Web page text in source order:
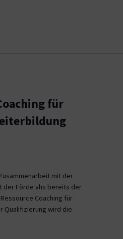
für
mit der
der Förde vhs bereits der
Coaching für
Qualifizierung wird die